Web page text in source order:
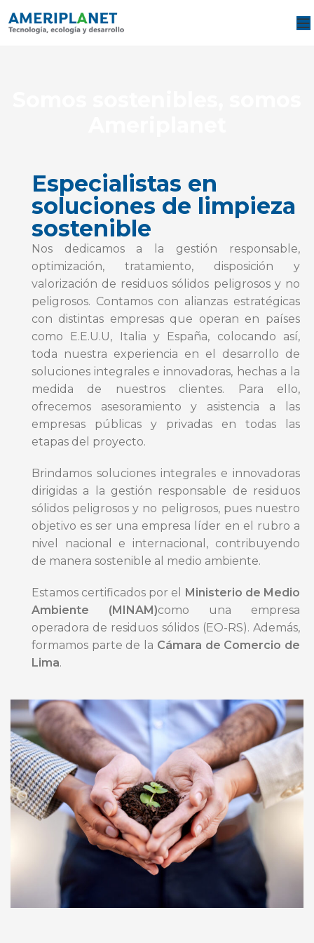
Especialistas en
soluciones de limpieza
sostenible
Nos dedicamos a la gestión responsable,
optimización, tratamiento, disposición y
valorización de residuos sólidos peligrosos y no
peligrosos. Contamos con alianzas estratégicas
con distintas empresas que operan en países
como E.E.U.U, Italia y España, colocando así,
toda nuestra experiencia en el desarrollo de
soluciones integrales e innovadoras, hechas a la
medida de nuestros clientes. Para ello,
ofrecemos asesoramiento y asistencia a las
empresas públicas y privadas en todas las
etapas del proyecto.
Brindamos soluciones integrales e innovadoras
dirigidas a la gestión responsable de residuos
sólidos peligrosos y no peligrosos, pues nuestro
objetivo es ser una empresa líder en el rubro a
nivel nacional e internacional, contribuyendo
de manera sostenible al medio ambiente.
Estamos certificados por el Ministerio de Medio
Ambiente (MINAM)como una empresa
operadora de residuos sólidos (EO-RS). Además,
formamos parte de la Cámara de Comercio de
Lima.